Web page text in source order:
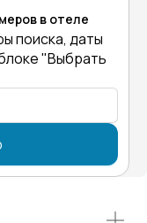
в отеле
поиска, даты
"Выбрать